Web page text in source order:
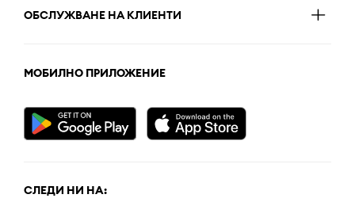
ОБСЛУЖВАНЕ НА КЛИЕНТИ
МОБИЛНО ПРИЛОЖЕНИЕ
СЛЕДИ НИ НА: